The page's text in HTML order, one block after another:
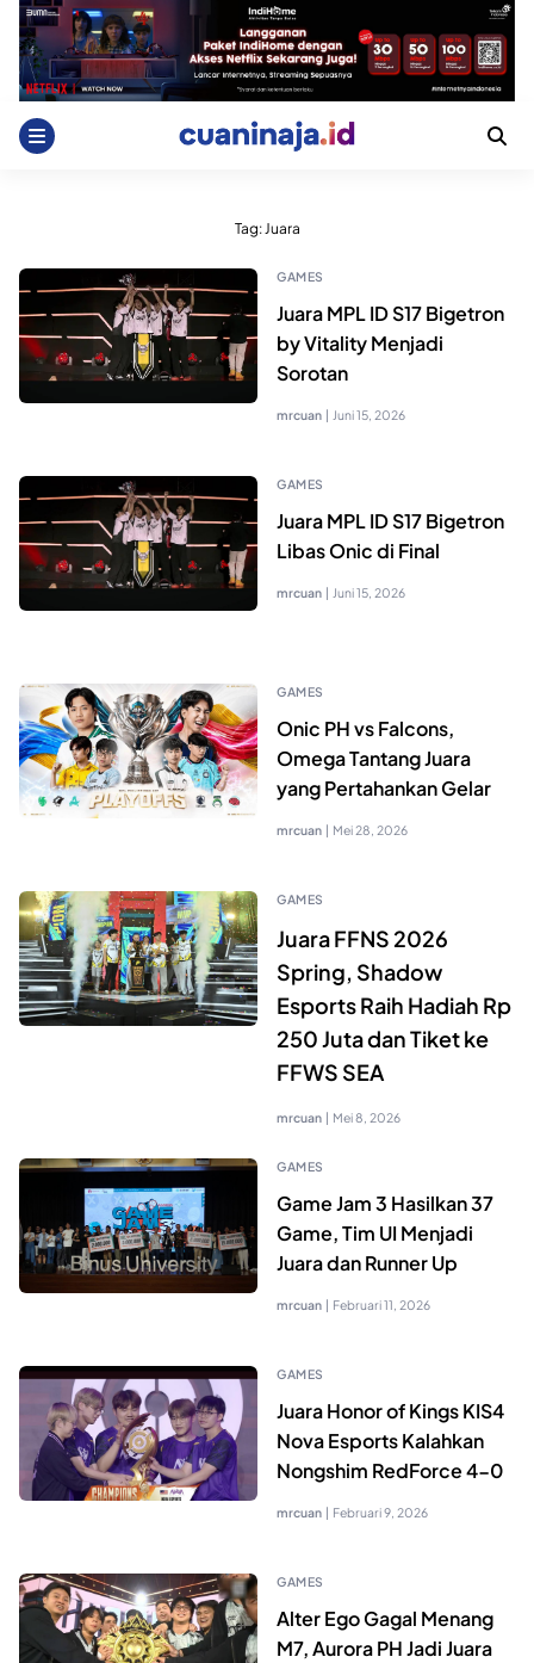
Skip
content
Tag:Juara
GAMES
Juara MPL ID S17 Bigetron
by Vitality Menjadi
Sorotan
mrcuan | Juni 15, 2026
GAMES
Juara MPL ID S17 Bigetron
Libas Onic di Final
mrcuan | Juni 15, 2026
GAMES
Onic PH vs Falcons,
Omega Tantang Juara
yang Pertahankan Gelar
mrcuan | Mei 28, 2026
GAMES
Juara FFNS 2026
Spring, Shadow
Esports Raih Hadiah Rp
250 Juta dan Tiket ke
FFWS SEA
mrcuan | Mei 8, 2026
GAMES
Game Jam 3 Hasilkan 37
Game, Tim UI Menjadi
Juara dan Runner Up
mrcuan | Februari 11, 2026
GAMES
Juara Honor of Kings KIS4
Nova Esports Kalahkan
Nongshim RedForce 4-0
mrcuan | Februari 9, 2026
GAMES
Alter Ego Gagal Menang
M7, Aurora PH Jadi Juara